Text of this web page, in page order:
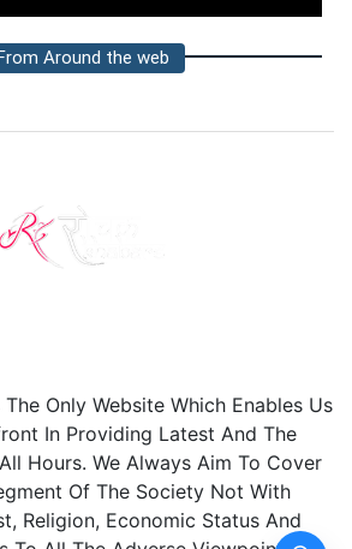
Around the web
Only Website Which Enables Us
In Providing Latest And The
Hours. We Always Aim To Cover
Of The Society Not With
Religion, Economic Status And